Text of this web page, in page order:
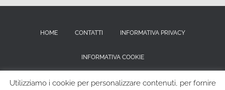
HOME CONTATTI INFORMATIVA PRIVACY
INFORMATIVA COOKIE
RICHIESTA CANCELLAZIONE DEI DATI PERSONALI
Utilizziamo i cookie per personalizzare contenuti, per fornire